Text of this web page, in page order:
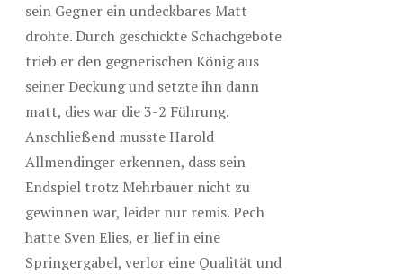
sein Gegner ein undeckbares Matt
drohte. Durch geschickte Schachgebote
trieb er den gegnerischen König aus
seiner Deckung und setzte ihn dann
matt, dies war die 3-2 Führung.
Anschließend musste Harold
Allmendinger erkennen, dass sein
Endspiel trotz Mehrbauer nicht zu
gewinnen war, leider nur remis. Pech
hatte Sven Elies, er lief in eine
Springergabel, verlor eine Qualität und